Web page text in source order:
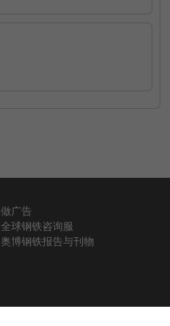
做广告
全球钢铁咨询服
奥博钢铁报告与刊物